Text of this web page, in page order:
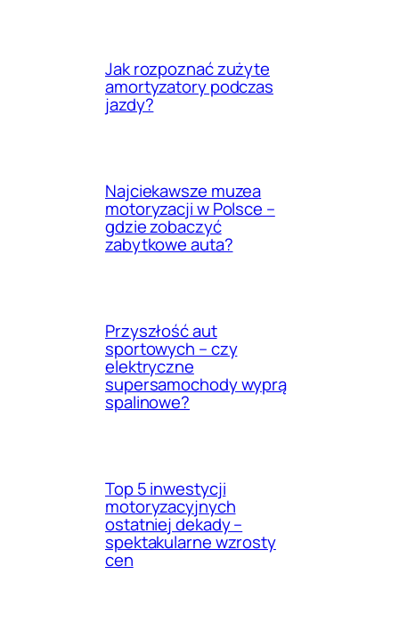
Jak rozpoznać zużyte
amortyzatory podczas
jazdy?
Najciekawsze muzea
motoryzacji w Polsce –
gdzie zobaczyć
zabytkowe auta?
Przyszłość aut
sportowych – czy
elektryczne
supersamochody wyprą
spalinowe?
Top 5 inwestycji
motoryzacyjnych
ostatniej dekady –
spektakularne wzrosty
cen